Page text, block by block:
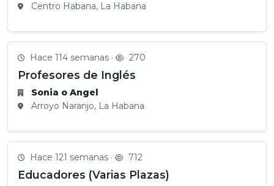
Centro Habana, La Habana
Hace 114 semanas · 270
Profesores de Inglés
Sonia o Angel
Arroyo Naranjo, La Habana
Hace 121 semanas · 712
Educadores (Varias Plazas)